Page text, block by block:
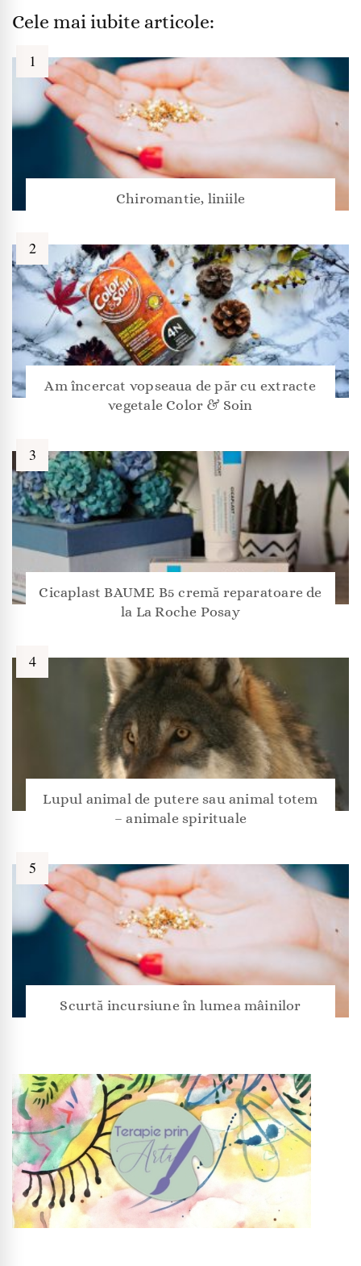
Cele mai iubite articole:
Chiromantie, liniile
Am încercat vopseaua de păr cu extracte
vegetale Color & Soin
Cicaplast BAUME B5 cremă reparatoare de
la La Roche Posay
Lupul animal de putere sau animal totem
– animale spirituale
Scurtă incursiune în lumea mâinilor